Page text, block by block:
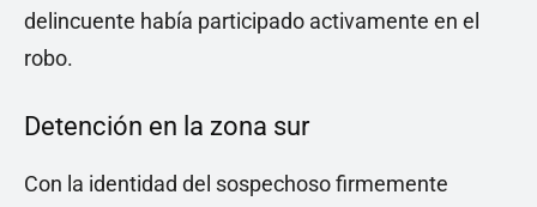
delincuente había participado activamente en el
robo.
Detención en la zona sur
Con la identidad del sospechoso firmemente